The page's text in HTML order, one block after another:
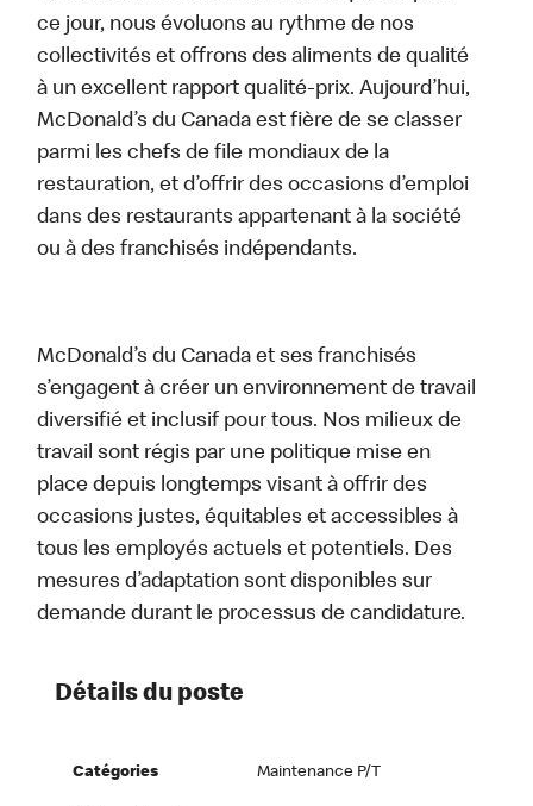
ce jour, nous évoluons au rythme de nos
collectivités et offrons des aliments de qualité
à un excellent rapport qualité-prix. Aujourd’hui,
McDonald’s du Canada est fière de se classer
parmi les chefs de file mondiaux de la
restauration, et d’offrir des occasions d’emploi
dans des restaurants appartenant à la société
ou à des franchisés indépendants.
McDonald’s du Canada et ses franchisés
s’engagent à créer un environnement de travail
diversifié et inclusif pour tous. Nos milieux de
travail sont régis par une politique mise en
place depuis longtemps visant à offrir des
occasions justes, équitables et accessibles à
tous les employés actuels et potentiels. Des
mesures d’adaptation sont disponibles sur
demande durant le processus de candidature.
Détails du poste
Catégories Maintenance P/T